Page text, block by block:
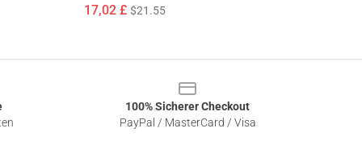
17,02 £ $21.55
100% Sicherer Checkout
PayPal / MasterCard / Visa